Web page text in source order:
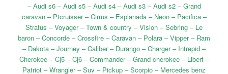
– Audi s6 – Audi s5 – Audi s4 – Audi s3 – Audi s2 – Grand
caravan – Ptcruisser – Cirrus – Esplanada – Neon – Pacifica –
Stratus – Voyager – Town & country – Vision – Sebring – Le
baron – Concorde – Crossfire – Caravan – Polara – Vipper – Ram
– Dakota – Journey – Caliber – Durango – Charger – Intrepid –
Cherokee – Cj5 – Cj6 – Commander – Grand cherokee – Libert –
Patriot – Wrangler – Suv – Pickup – Scorpio – Mercedes benz